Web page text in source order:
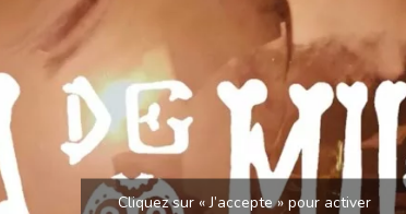
Cliquez sur « J’accepte » pour activer